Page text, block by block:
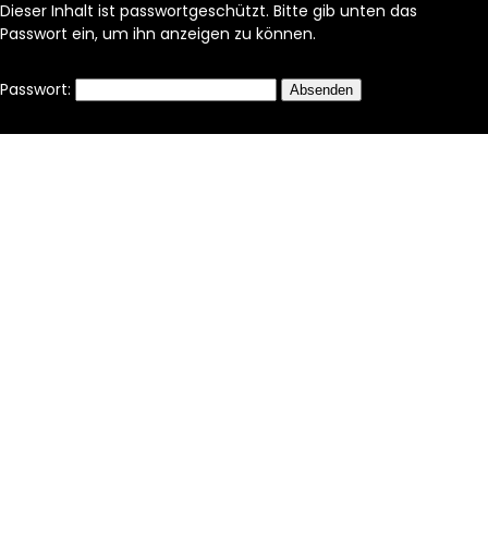
Dieser Inhalt ist passwortgeschützt. Bitte gib unten das
Passwort ein, um ihn anzeigen zu können.
Passwort: